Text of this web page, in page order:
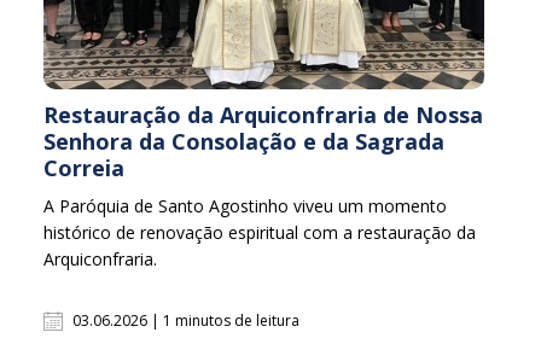
Restauração da Arquiconfraria de Nossa
Senhora da Consolação e da Sagrada
Correia
A Paróquia de Santo Agostinho viveu um momento
histórico de renovação espiritual com a restauração da
Arquiconfraria.
03.06.2026 | 1 minutos de leitura